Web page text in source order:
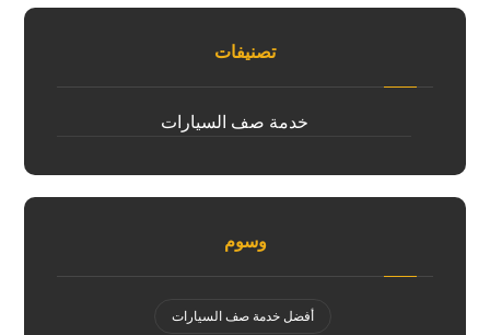
تصنيفات
خدمة صف السيارات
وسوم
أفضل خدمة صف السيارات